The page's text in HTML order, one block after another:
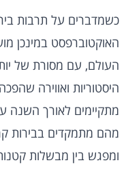
כשמדברים על תרבות
האוקטוברפסט במינכן
היסטוריות ואווירה
מתקיימים לאורך השנה
מהם מתמקדים בבירות
ומפגש בין מבשלות